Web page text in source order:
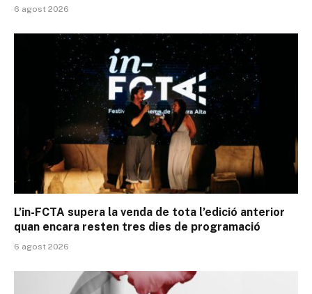
6 agost 2026
L’in-FCTA supera la venda de tota l’edició anterior
quan encara resten tres dies de programació
6 agost 2026